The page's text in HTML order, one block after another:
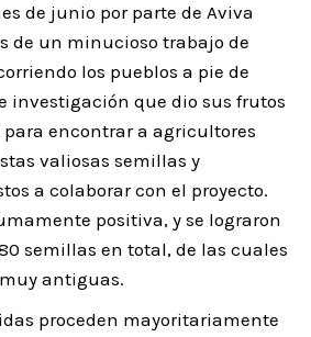
de junio por parte de Aviva
de un minucioso trabajo de
los pueblos a pie de
investigación que dio sus frutos
encontrar a agricultores
valiosas semillas y
a colaborar con el proyecto.
positiva, y se lograron
semillas en total, de las cuales
antiguas.
proceden mayoritariamente